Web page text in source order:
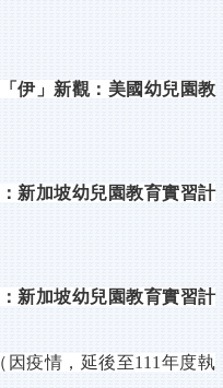
伊」新觀：美國幼兒園教
新加坡幼兒園教育實習計
新加坡幼兒園教育實習計
（因疫情，延後至111 年度執